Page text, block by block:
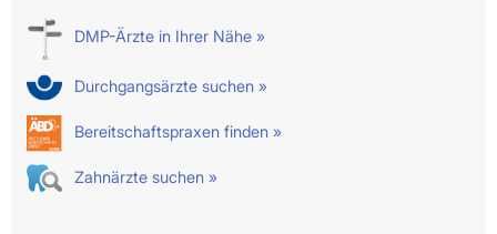
DMP-Ärzte in Ihrer Nähe »
Durchgangsärzte suchen »
Bereitschaftspraxen finden »
Zahnärzte suchen »